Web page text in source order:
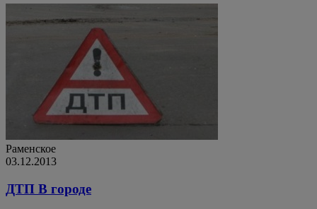
Раменское
03.12.2013
ДТП В городе